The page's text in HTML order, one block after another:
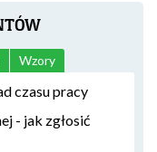
Wzory
czasu pracy
- jak zgłosić